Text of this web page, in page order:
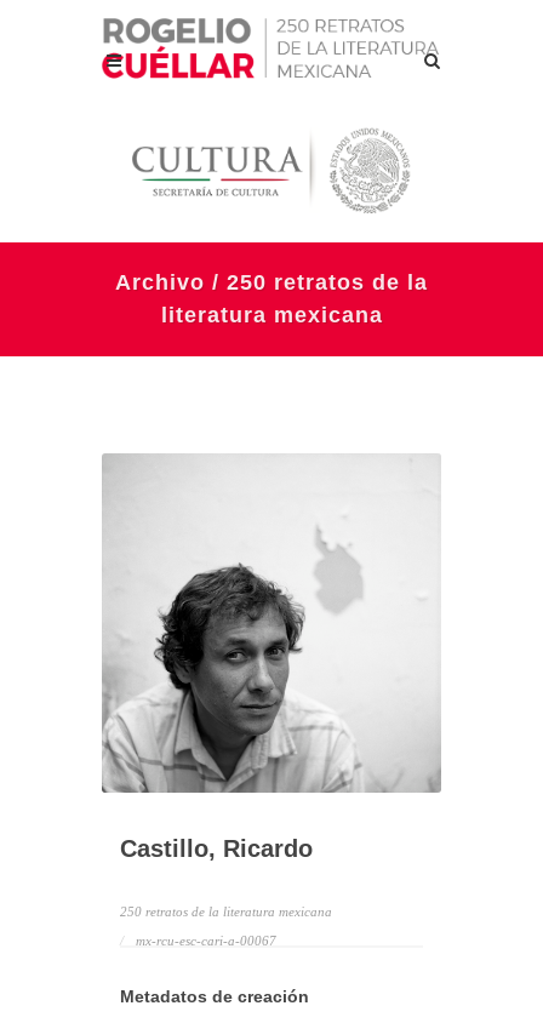
Archivo / 250 retratos de la
literatura mexicana
Castillo, Ricardo
250 retratos de la literatura mexicana
mx-rcu-esc-cari-a-00067
Metadatos de creación